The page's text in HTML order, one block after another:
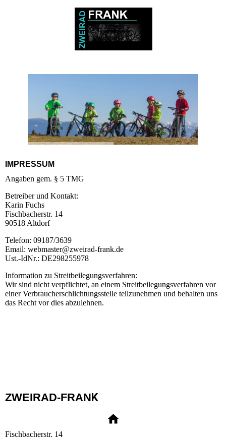
IMPRESSUM
Angaben gem. § 5 TMG
Betreiber und Kontakt:
Karin Fuchs
Fischbacherstr. 14
90518 Altdorf
Telefon: 09187/3639
Email: webmaster@zweirad-frank.de
Ust.-IdNr.: DE298255978
Information zu Streitbeilegungsverfahren:
Wir sind nicht verpflichtet, an einem Streitbeilegungsverfahren vor
einer Verbraucherschlichtungsstelle teilzunehmen und behalten uns
das Recht vor dies abzulehnen.
ZWEIRAD-FRANK
Fischbacherstr. 14